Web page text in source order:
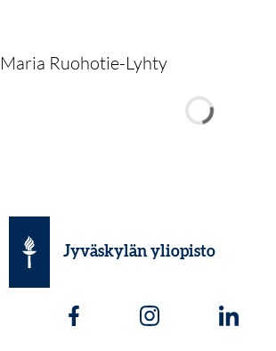
Maria Ruohotie-Lyhty
Jyväskylän yliopisto